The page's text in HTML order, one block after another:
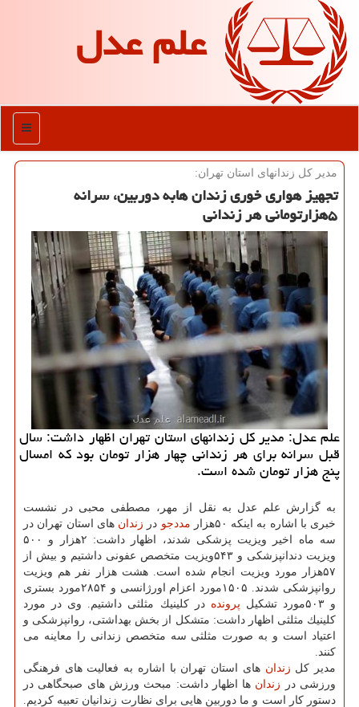
علم عدل
منو
مدیر كل زندانهای استان تهران:
تجهیز هواری خوری زندان هابه دوربین، سرانه
۵هزارتومانی هر زندانی
علم عدل: مدیر كل زندانهای استان تهران اظهار داشت: سال
قبل سرانه برای هر زندانی چهار هزار تومان بود كه امسال
پنج هزار تومان شده است.
به گزارش علم عدل به نقل از مهر، مصطفی محبی در نشست
خبری با اشاره به اینكه ۵۰هزار
مددجو در زندان های استان تهران در
سه ماه اخیر ویزیت پزشكی شدند، اظهار داشت: ۲هزار و ۵۰۰
ویزیت دندانپزشكی و ۵۴۳ویزیت متخصص عفونی داشتیم و بیش از
۵۷هزار مورد ویزیت انجام شده است. هشت هزار نفر هم ویزیت
روانپزشكی شدند. ۱۵۰۵مورد اعزام اورژانسی و ۲۸۵۴مورد بستری
و ۵۰۳مورد تشكیل
پرونده در كلینیك مثلثی داشتیم. وی در مورد
كلینیك مثلثی اظهار داشت: متشكل از بخش بهداشتی، روانپزشكی و
اعتیاد است و به صورت مثلثی سه متخصص زندانی را معاینه می
كنند.
مدیر كل زندان های استان تهران با اشاره به فعالیت های فرهنگی
ورزشی در زندان ها اظهار داشت: مبحث ورزش های صبحگاهی در
دستور كار است و ما دوربین هایی برای نظارت زندانیان تعبیه كردیم.